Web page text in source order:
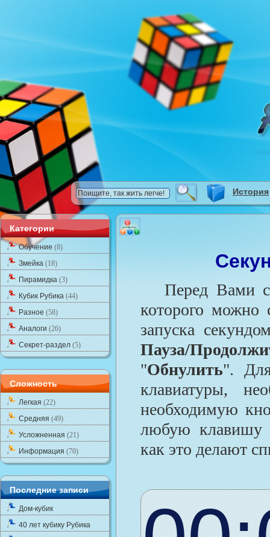
История
Категории
Обучение(8)
Змейка(18)
Пирамидка(3)
Кубик Рубика(44)
Разное(58)
Аналоги(26)
Секрет-раздел(5)
Сложность
Легкая(22)
Средняя(49)
Усложненная(21)
Информация(70)
Последние записи
Дом-кубик
40 лет кубику Рубика
Перед Вами
которого можно
запуска
Пауза/
"Обнулить".
клавиатуры,
необходимую
любую клавишу
как это делают